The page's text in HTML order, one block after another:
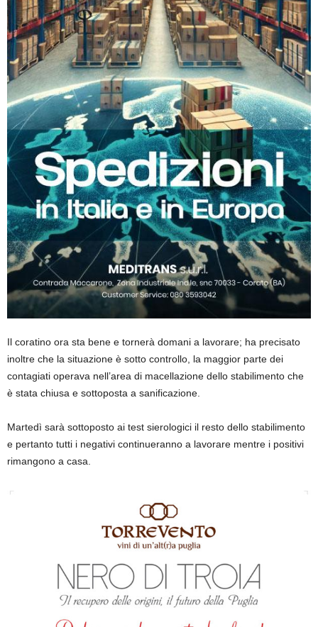
Il coratino ora sta bene e tornerà domani a lavorare; ha precisato
inoltre che la situazione è sotto controllo, la maggior parte dei
contagiati operava nell’area di macellazione dello stabilimento che
è stata chiusa e sottoposta a sanificazione.
Martedì sarà sottoposto ai test sierologici il resto dello stabilimento
e pertanto tutti i negativi continueranno a lavorare mentre i positivi
rimangono a casa.